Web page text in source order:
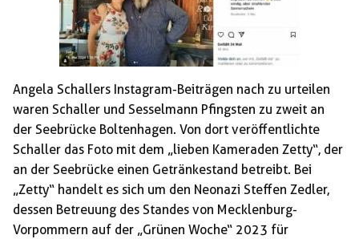
Angela Schallers Instagram-Beiträgen nach zu urteilen
waren Schaller und Sesselmann Pfingsten zu zweit an
der Seebrücke Boltenhagen. Von dort veröffentlichte
Schaller das Foto mit dem „lieben Kameraden Zetty“, der
an der Seebrücke einen Getränkestand betreibt. Bei
„Zetty“ handelt es sich um den Neonazi Steffen Zedler,
dessen Betreuung des Standes von Mecklenburg-
Vorpommern auf der „Grünen Woche“ 2023 für